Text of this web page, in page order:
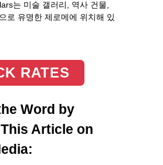
는 미술 갤러리, 역사 건물,
로 유명한 제로메에 위치해 있
RATES
Word by
Article on